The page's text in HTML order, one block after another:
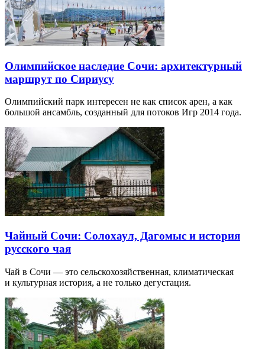
Олимпийское наследие Сочи: архитектурный
маршрут по Сириусу
Олимпийский парк интересен не как список арен, а как
большой ансамбль, созданный для потоков Игр 2014 года.
Чайный Сочи: Солохаул, Дагомыс и история
русского чая
Чай в Сочи — это сельскохозяйственная, климатическая
и культурная история, а не только дегустация.